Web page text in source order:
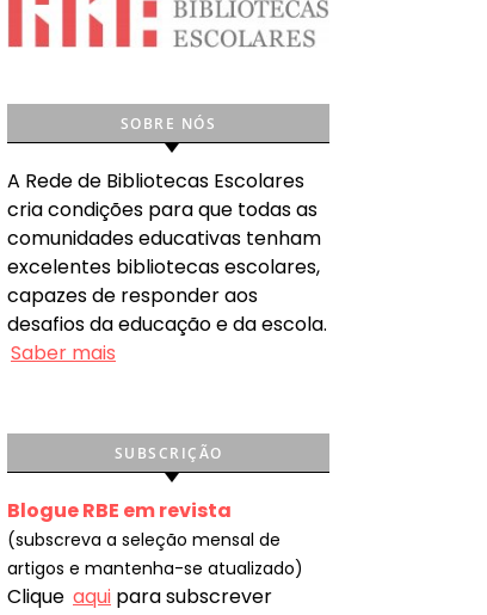
SOBRE NÓS
A Rede de Bibliotecas Escolares
cria condições para que todas as
comunidades educativas tenham
excelentes bibliotecas escolares,
capazes de responder aos
desafios da educação e da escola.
Saber mais
SUBSCRIÇÃO
Blogue RBE em revista
(subscreva a seleção mensal de
artigos e mantenha-se atualizado)
Clique aqui para subscrever